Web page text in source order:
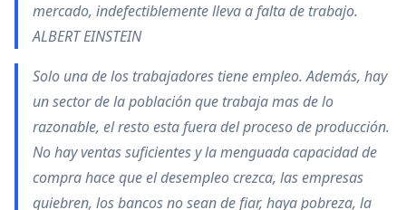
mercado, indefectiblemente lleva a falta de trabajo.
ALBERT EINSTEIN
Solo una de los trabajadores tiene empleo. Además, hay
un sector de la población que trabaja mas de lo
razonable, el resto esta fuera del proceso de producción.
No hay ventas suficientes y la menguada capacidad de
compra hace que el desempleo crezca, las empresas
quiebren, los bancos no sean de fiar, haya pobreza, la